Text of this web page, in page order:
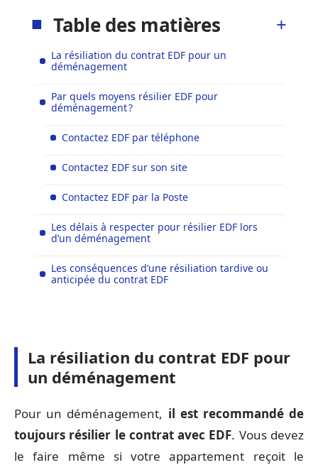
Table des matières
La résiliation du contrat EDF pour un
déménagement
Par quels moyens résilier EDF pour
déménagement ?
Contactez EDF par téléphone
Contactez EDF sur son site
Contactez EDF par la Poste
Les délais à respecter pour résilier EDF lors
d’un déménagement
Les conséquences d’une résiliation tardive ou
anticipée du contrat EDF
La résiliation du contrat EDF pour
un déménagement
Pour un déménagement, il est recommandé de
toujours résilier le contrat avec EDF. Vous devez
le faire même si votre appartement reçoit le